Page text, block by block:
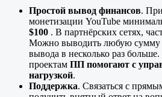
Простой вывод финансов.
монетизации YouTube
$100 . В партнёрских сетях,
Можно выводить любую сумму
вывода в несколько раз
проектам ПП помогают с
нагрузкой.
Поддержка. Связаться с